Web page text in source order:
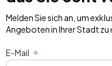
Melden Sie sich an, um
Angeboten in Ihrer Stadt zu
E-Mail